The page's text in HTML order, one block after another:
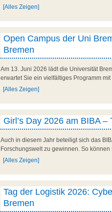
[Alles Zeigen]
Open Campus der Uni
Bremen
Am 13. Juni 2026 lädt die Universität
erwartet Sie ein vielfältiges Programm
[Alles Zeigen]
Girl’s Day 2026 am BIBA
Auch in diesem Jahr beteiligt sich das
Forschungswelt zu gewinnen. So
[Alles Zeigen]
Tag der Logistik 2026:
Bremen